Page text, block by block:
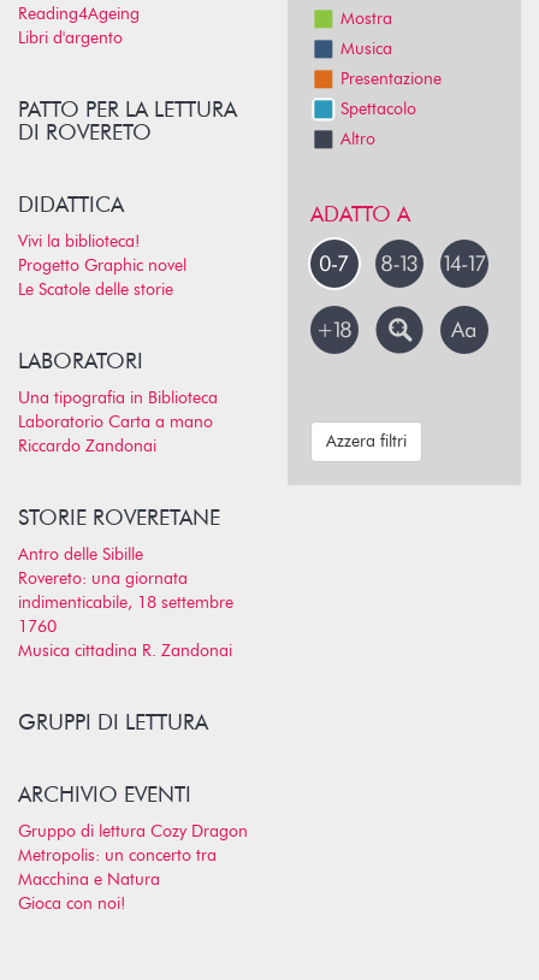
Reading4Ageing
Libri d'argento
PATTO PER LA LETTURA
DI ROVERETO
DIDATTICA
Vivi la biblioteca!
Progetto Graphic novel
Le Scatole delle storie
LABORATORI
Una tipografia in Biblioteca
Laboratorio Carta a mano
Riccardo Zandonai
STORIE ROVERETANE
Antro delle Sibille
Rovereto: una giornata
indimenticabile, 18 settembre
1760
Musica cittadina R. Zandonai
GRUPPI DI LETTURA
ARCHIVIO EVENTI
Gruppo di lettura Cozy Dragon
Metropolis: un concerto tra
Macchina e Natura
Gioca con noi!
Mostra
Musica
Presentazione
Spettacolo
Altro
ADATTO A
Azzera filtri